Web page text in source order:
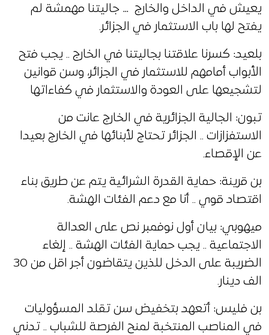
يعيش في الداخل والخارج … جاليتنا مهمشة لم
يفتح لها باب الاستثمار في الجزائر.
بلعيد: كسرنا علاقتنا بجاليتنا في الخارج .. يجب فتح
الأبواب أمامهم للاستثمار في الجزائر، وسن قوانين
لتشجيعها على العودة والاستثمار في كفاءاتها
تبون: الجالية الجزائرية في الخارج عانت من
الاستفزازات .. الجزائر تحتاج لأبنائها في الخارج بعيدا
عن الإقصاء.
بن قرينة: حماية القدرة الشرائية يتم عن طريق بناء
اقتصاد قوي .. أنا مع دعم الفئات الهشة.
ميهوبي: بيان أول نوفمبر نص على العدالة
الاجتماعية .. يجب حماية الفئات الهشة .. إلغاء
الضريبة على الدخل للذين يتقاضون أجر اقل من 30
الف دينار.
بن فليس: أتعهد بتخفيض سن تقلد المسؤوليات
في المناصب المنتخبة لمنح الفرصة للشباب .. تدني